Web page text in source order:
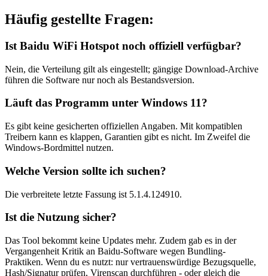
Häufig gestellte Fragen:
Ist Baidu WiFi Hotspot noch offiziell verfügbar?
Nein, die Verteilung gilt als eingestellt; gängige Download-Archive
führen die Software nur noch als Bestandsversion.
Läuft das Programm unter Windows 11?
Es gibt keine gesicherten offiziellen Angaben. Mit kompatiblen
Treibern kann es klappen, Garantien gibt es nicht. Im Zweifel die
Windows-Bordmittel nutzen.
Welche Version sollte ich suchen?
Die verbreitete letzte Fassung ist 5.1.4.124910.
Ist die Nutzung sicher?
Das Tool bekommt keine Updates mehr. Zudem gab es in der
Vergangenheit Kritik an Baidu-Software wegen Bundling-
Praktiken. Wenn du es nutzt: nur vertrauenswürdige Bezugsquelle,
Hash/Signatur prüfen, Virenscan durchführen - oder gleich die